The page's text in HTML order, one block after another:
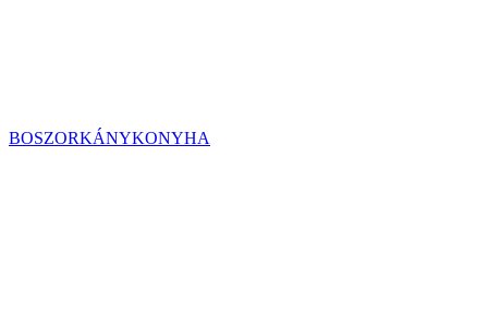
BOSZORKÁNYKONYHA